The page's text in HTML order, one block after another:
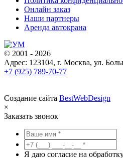
Онлайн заказ
Наши партнеры
Аренда автокрана
© 2001 - 2026
Адрес: 123104, г. Москва, ул.
+7 (925) 789-70-77
Создание сайта BestWebDesign
×
Заказать звонок
Я даю согласие на